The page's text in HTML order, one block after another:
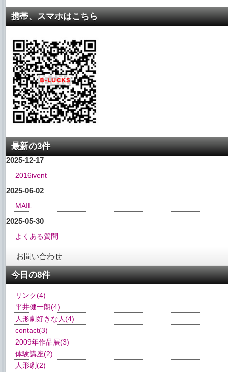
携帯、スマホはこちら
最新の3件
2025-12-17
2016ivent
2025-06-02
MAIL
2025-05-30
よくある質問
お問い合わせ
今日の8件
リンク(4)
平井健一朗(4)
人形劇好きな人(4)
contact(3)
2009年作品展(3)
体験講座(2)
人形劇(2)